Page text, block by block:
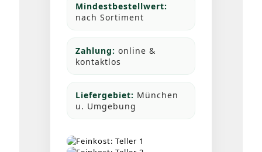
Mindestbestellwert:
nach Sortiment
Zahlung: online &
kontaktlos
Liefergebiet: München
u. Umgebung